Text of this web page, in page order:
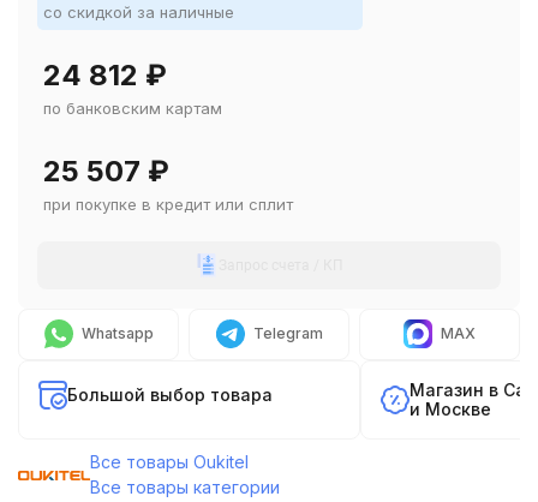
со скидкой за наличные
24 812 ₽
по банковским картам
25 507 ₽
при покупке в кредит или сплит
Whatsapp Telegram MAX
Большой выбор товара
Магазин в
и Москве
Все товары Oukitel
Все товары категории